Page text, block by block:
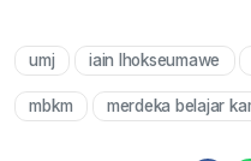
umj iain lhokseumawe
mbkm merdeka belajar